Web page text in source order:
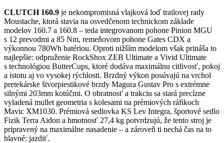
CLUTCH 160.9 je nekompromisná vlajková loď trailovej rady
Moustache, ktorá stavia na osvedčenom technickom základe
modelov 160.7 a 160.8 – teda integrovanom pohone Pinion MGU
s 12 prevodmi a 85 Nm, remeňovom pohone Gates CDX a
výkonnou 780Wh batériou. Oproti nižším modelom však prináša to
najlepšie: odpruženie RockShox ZEB Ultimate a Vivid Ultimate
s technológiou ButterCups, ktoré dodáva maximálnu citlivosť, pokoj
a istotu aj vo vysokej rýchlosti. Brzdný výkon posúvajú na vrchol
pretekárske štvorpiestikové brzdy Magura Gustav Pro s extrémne
silnými 203mm kotúčmi. O obratnosť a trakciu sa stará precízne
vyladená mullet geometria s kolesami na prémiových ráfikoch
Mavic XM1030. Prémiová sedlovka KS Lev Integra, športové sedlo
Fizik Terra Aidon a hmotnosť 27,4 kg potvrdzujú, že tento stroj je
pripravený na maximálne nasadenie – a zároveň ti nechá čas na to
hlavné: jazdiť.